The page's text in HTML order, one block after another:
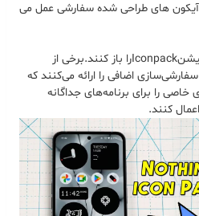
آیکون های طراحی شده سفارشی عمل می
Iconpackرا باز کنند.برخی از
اضافی را ارائه می‌کنند که
خاصی را برای برنامه‌های جداگانه
اعمال کنند.